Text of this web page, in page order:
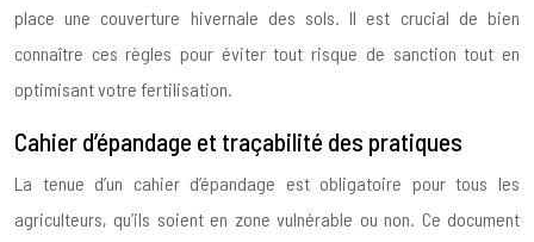
place une couverture hivernale des sols. Il est crucial de bien
connaître ces règles pour éviter tout risque de sanction tout en
optimisant votre fertilisation.
Cahier d’épandage et traçabilité des pratiques
La tenue d’un cahier d’épandage est obligatoire pour tous les
agriculteurs, qu’ils soient en zone vulnérable ou non. Ce document